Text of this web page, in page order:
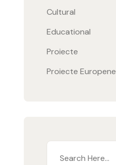
Cultural
Educational
Proiecte
Proiecte Europene